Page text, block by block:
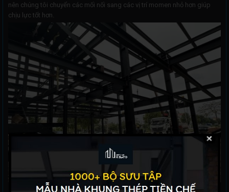
nên chúng tôi chuyển các mối nối sang các vị trí momen nhỏ hơn giúp
chịu lực tốt hơn.